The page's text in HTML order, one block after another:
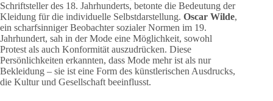
Schriftsteller des 18. Jahrhunderts, betonte die Bedeutung der
Kleidung für die individuelle Selbstdarstellung. Oscar Wilde,
ein scharfsinniger Beobachter sozialer Normen im 19.
Jahrhundert, sah in der Mode eine Möglichkeit, sowohl
Protest als auch Konformität auszudrücken. Diese
Persönlichkeiten erkannten, dass Mode mehr ist als nur
Bekleidung – sie ist eine Form des künstlerischen Ausdrucks,
die Kultur und Gesellschaft beeinflusst.